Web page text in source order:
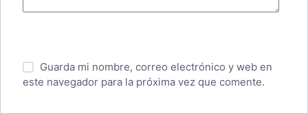
Guarda mi nombre, correo electrónico y web en
este navegador para la próxima vez que comente.